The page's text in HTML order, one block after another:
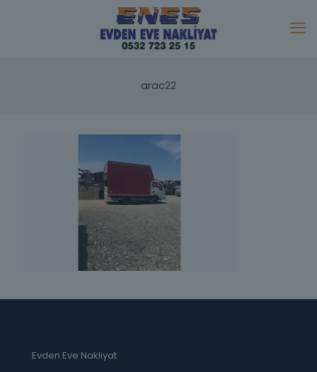
arac22
Evden Eve Nakliyat